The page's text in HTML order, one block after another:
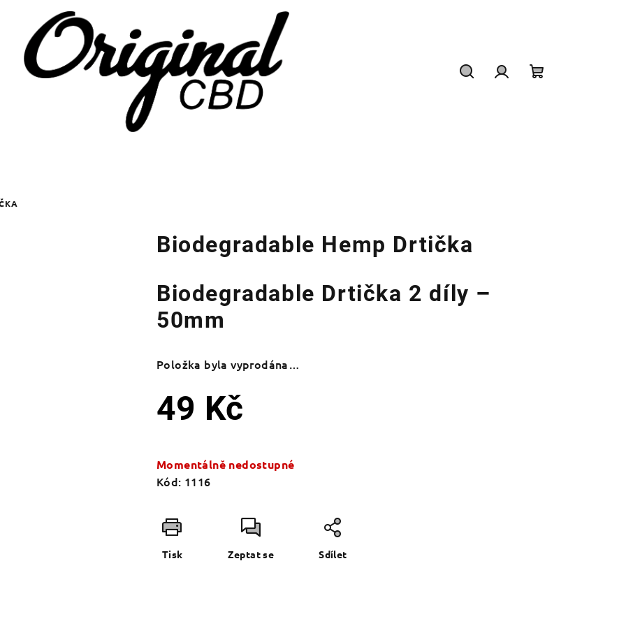
Biodegradable Hemp Drtička
Biodegradable Drtička 2 díly –
50mm
Položka byla vyprodána…
49 Kč
cena:
Momentálně nedostupné
Kód: 1116
Tisk Zeptat se Sdílet